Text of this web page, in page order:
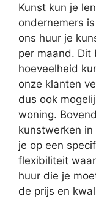
Kunst kun je
ondernemers
ons huur je
per maand. Dit
hoeveelheid
onze klanten
dus ook
woning.
kunstwerken
je op een
flexibiliteit
huur die je
de prijs en